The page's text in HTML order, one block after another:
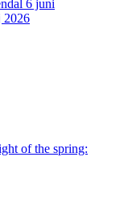
6 juni
2026
of the spring: